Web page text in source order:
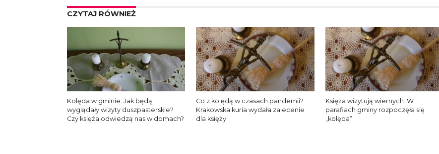
CZYTAJ RÓWNIEŻ
Kolęda w gminie. Jak będą
wyglądały wizyty duszpasterskie?
Czy księża odwiedzą nas w domach?
Co z kolędą w czasach pandemii?
Krakowska kuria wydała zalecenie
dla księży
Księża wizytują wiernych. W
parafiach gminy rozpoczęła się
„kolęda”